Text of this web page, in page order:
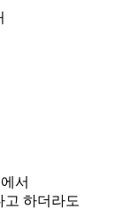
서
고 하더라도